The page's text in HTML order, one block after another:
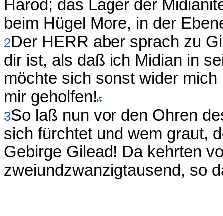
Harod; das Lager der
beim Hügel More, in der
2Der HERR aber sprach zu
dir ist, als daß ich Midian in
möchte sich sonst wider
mir geholfen!
3So laß nun vor den Ohren
sich fürchtet und wem graut,
Gebirge Gilead! Da kehrten
zweiundzwanzigtausend, so